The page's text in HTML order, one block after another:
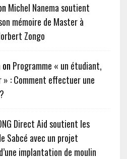
Michel Nanema soutient
mémoire de Master à
Zongo
on Programme « un étudiant,
» : Comment effectuer une
Direct Aid soutient les
Sabcé avec un projet
implantation de moulin